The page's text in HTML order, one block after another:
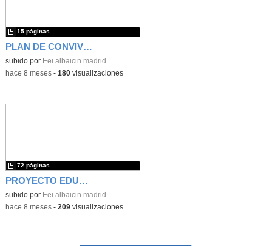
PLAN DE CONVIVENCIA 2025-2026
subido por Eei albaicin madrid
15 páginas
-hace 8 meses- 180visualizaciones
PROYECTO EDUCATIVO 2025-2026
subido por Eei albaicin madrid
72 páginas
-hace 8 meses- 209visualizaciones